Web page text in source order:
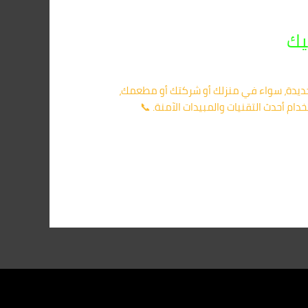
سواء في منزلك أو شركتك أو مطعمك،
أحدث التقنيات والمبيدات الآمنة. 📞